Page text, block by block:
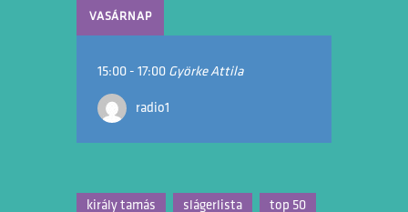
VASÁRNAP
15:00- 17:00 Györke Attila
radio1
király tamás slágerlista top 50